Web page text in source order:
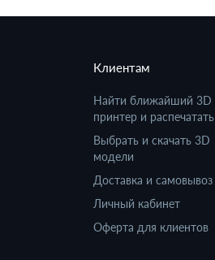
Клиентам
Найти ближайший 3D
принтер и распечатать
Выбрать и скачать 3D
модели
Доставка и самовывоз
Личный кабинет
Оферта для клиентов